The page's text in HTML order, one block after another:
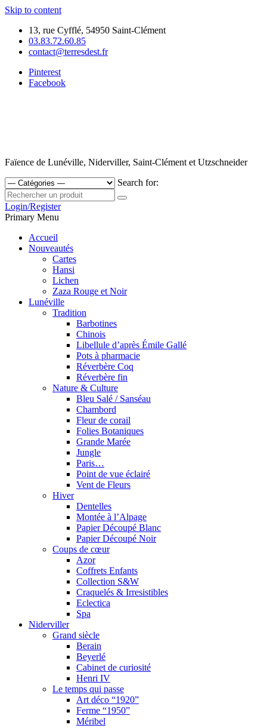
Skip to content
13, rue Cyfflé, 54950 Saint-Clément
03.83.72.60.85
contact@terresdest.fr
Pinterest
Facebook
Faïence de Lunéville, Niderviller, Saint-Clément et Utzschneider
Search for:
Login/Register
Primary Menu
Accueil
Nouveautés
Cartes
Hansi
Lichen
Zaza Rouge et Noir
Lunéville
Tradition
Barbotines
Chinois
Libellule d’après Émile Gallé
Pots à pharmacie
Réverbère Coq
Réverbère fin
Nature & Culture
Bleu Salé / Sanséau
Chambord
Fleur de corail
Folies Botaniques
Grande Marée
Jungle
Paris…
Point de vue éclairé
Vent de Fleurs
Hiver
Dentelles
Montée à l’Alpage
Papier Découpé Blanc
Papier Découpé Noir
Coups de cœur
Azor
Coffrets Enfants
Collection S&W
Craquelés & Irresistibles
Eclectica
Spa
Niderviller
Grand siècle
Berain
Beyerlé
Cabinet de curiosité
Henri IV
Le temps qui passe
Art déco “1920”
Ferme “1950”
Méribel